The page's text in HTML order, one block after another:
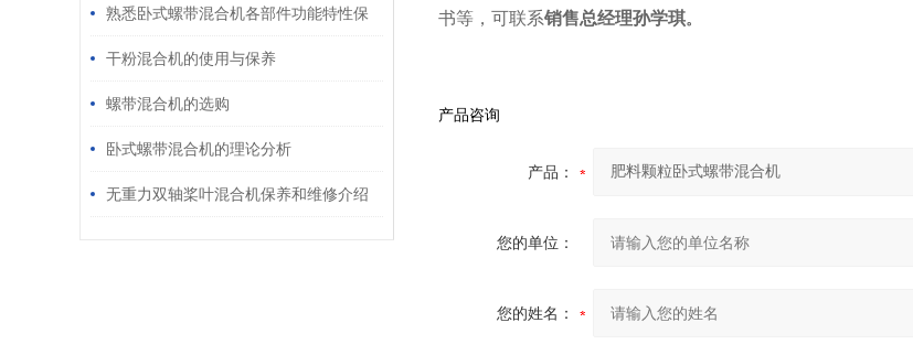
熟悉卧式螺带混合机各部件功能特性保
障物料混合品质符合生产标准
干粉混合机的使用与保养
螺带混合机的选购
卧式螺带混合机的理论分析
无重力双轴桨叶混合机保养和维修介绍
书等，可联系销售总经理孙学琪。
产品咨询
产品：
您的单位：
您的姓名：